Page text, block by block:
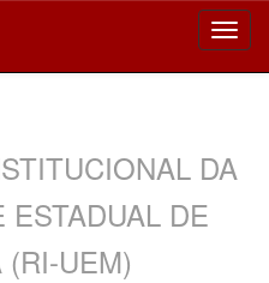
DA
ESTADUAL DE
(RI-UEM)